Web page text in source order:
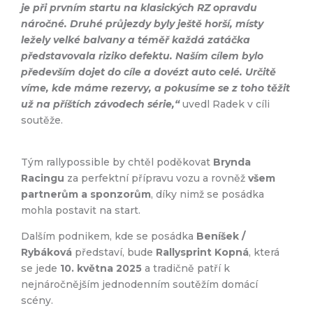
je při prvním startu na klasických RZ opravdu
náročné. Druhé průjezdy byly ještě horší, místy
ležely velké balvany a téměř každá zatáčka
představovala riziko defektu. Naším cílem bylo
především dojet do cíle a dovézt auto celé. Určitě
víme, kde máme rezervy, a pokusíme se z toho těžit
už na příštích závodech série,“uvedl Radek v cíli
soutěže.
Tým rallypossible by chtěl poděkovat Brynda
Racingu za perfektní přípravu vozu a rovněž všem
partnerům a sponzorům, díky nimž se posádka
mohla postavit na start.
Dalším podnikem, kde se posádka Beníšek /
Rybáková představí, bude Rallysprint Kopná, která
se jede 10. května 2025 a tradičně patří k
nejnáročnějším jednodenním soutěžím domácí
scény.